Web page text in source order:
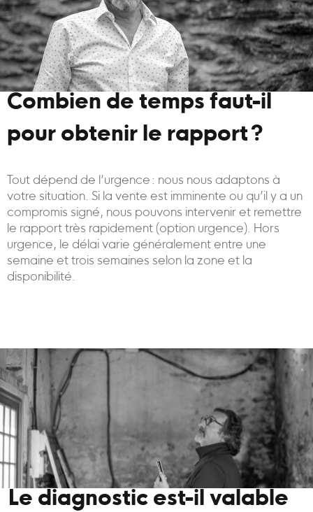
Combien de temps faut-il
pour obtenir le rapport ?
Tout dépend de l’urgence : nous nous adaptons à
votre situation. Si la vente est imminente ou qu’il y a un
compromis signé, nous pouvons intervenir et remettre
le rapport très rapidement (option urgence). Hors
urgence, le délai varie généralement entre une
semaine et trois semaines selon la zone et la
disponibilité.
Le diagnostic est-il valable